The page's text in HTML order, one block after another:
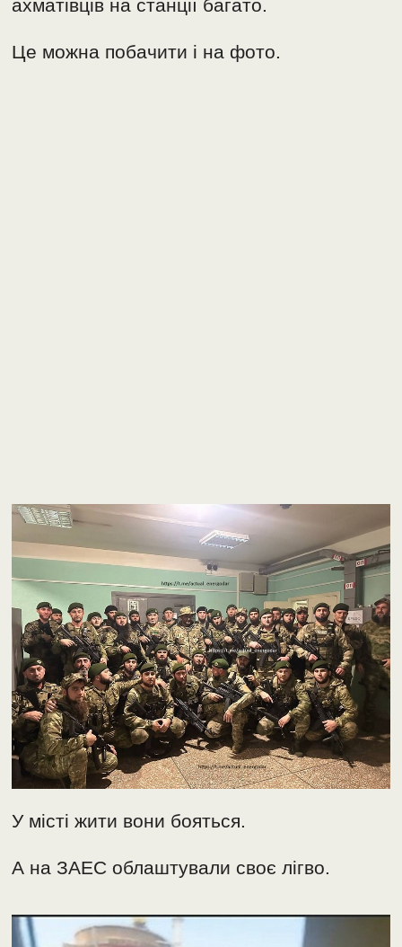
ахматівців на станції багато.
Це можна побачити і на фото.
У місті жити вони бояться.
А на ЗАЕС облаштували своє лігво.